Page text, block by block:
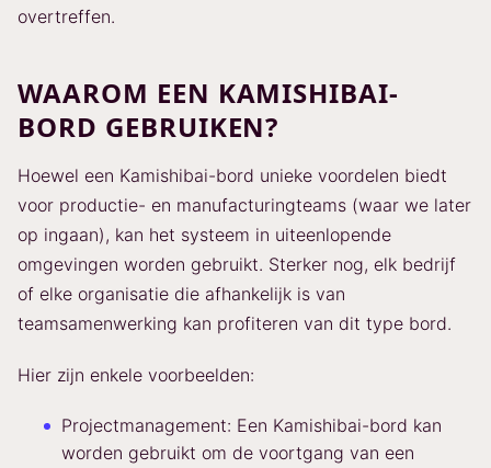
overtreffen.
WAAROM EEN KAMISHIBAI-
BORD GEBRUIKEN?
Hoewel een Kamishibai-bord unieke voordelen biedt
voor productie- en manufacturingteams (waar we later
op ingaan), kan het systeem in uiteenlopende
omgevingen worden gebruikt. Sterker nog, elk bedrijf
of elke organisatie die afhankelijk is van
teamsamenwerking kan profiteren van dit type bord.
Hier zijn enkele voorbeelden:
Projectmanagement: Een Kamishibai-bord kan
worden gebruikt om de voortgang van een